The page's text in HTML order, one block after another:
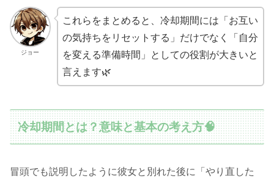
ジョー
これらをまとめると、冷却期間には「お互い
の気持ちをリセットする」だけでなく「自分
を変える準備時間」としての役割が大きいと
言えます🌿
冷却期間とは？意味と基本の考え方🧠
冒頭でも説明したように彼女と別れた後に「やり直した